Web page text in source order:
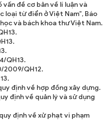
vấn đề cơ bản về lí luận và
loại từ điển ở Việt Nam”, Báo
và bách khoa thư Việt Nam.
QH13.
2009/QH12.
định về hợp đồng xây dựng.
định về quản lý và sử dụng
định về xử phạt vi phạm